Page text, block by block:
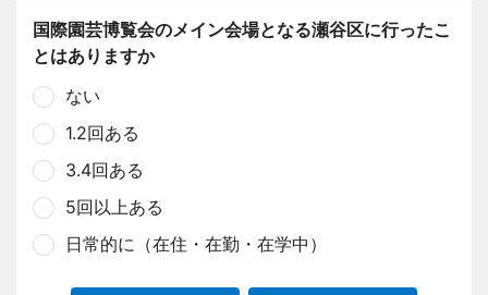
国際園芸博覧会のメイン会場となる瀬谷区に行ったこ
とはありますか
ない
1.2回ある
3.4回ある
5回以上ある
日常的に（在住・在勤・在学中）